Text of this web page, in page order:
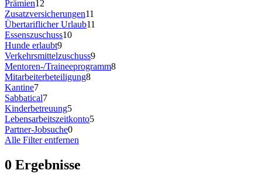
Prämien12
Zusatzversicherungen11
Übertariflicher Urlaub11
Essenszuschuss10
Hunde erlaubt9
Verkehrsmittelzuschuss9
Mentoren-/Traineeprogramm8
Mitarbeiterbeteiligung8
Kantine7
Sabbatical7
Kinderbetreuung5
Lebensarbeitszeitkonto5
Partner-Jobsuche0
Alle Filter entfernen
0 Ergebnisse